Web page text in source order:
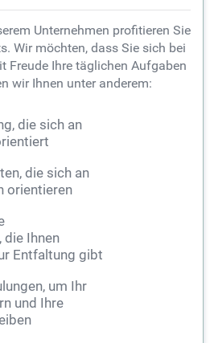
Unternehmen profitieren Sie
Wir möchten, dass Sie sich bei
Freude Ihre täglichen Aufgaben
wir Ihnen unter anderem:
die sich an
die sich an
orientieren
die Ihnen
Entfaltung gibt
um Ihr
und Ihre